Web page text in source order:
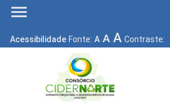
menu
Acessibilidade Fonte: A A A Contraste: